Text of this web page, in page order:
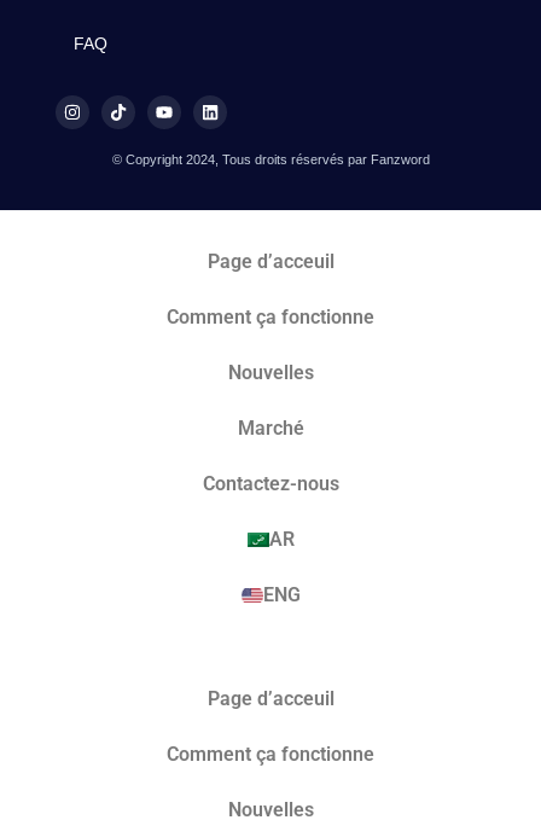
FAQ
© Copyright 2024, Tous droits réservés par Fanzword
Page d’acceuil
Comment ça fonctionne
Nouvelles
Marché​
Contactez-nous
AR
ENG
Page d’acceuil
Comment ça fonctionne
Nouvelles